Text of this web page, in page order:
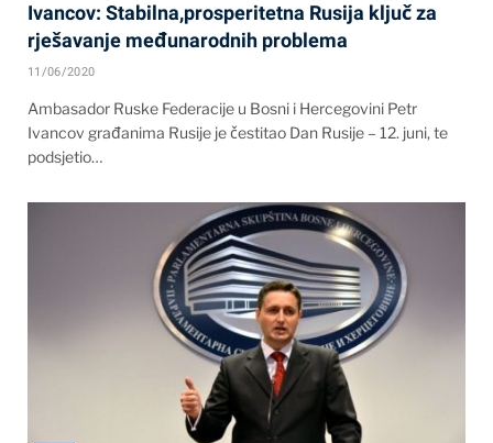
Ivancov: Stabilna,prosperitetna Rusija ključ za
rješavanje međunarodnih problema
11/06/2020
Ambasador Ruske Federacije u Bosni i Hercegovini Petr
Ivancov građanima Rusije je čestitao Dan Rusije – 12. juni, te
podsjetio…